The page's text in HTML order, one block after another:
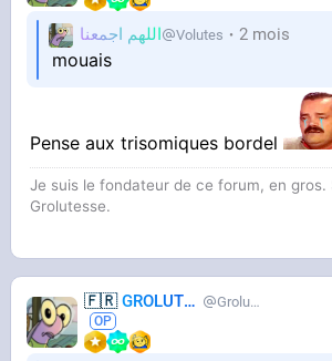
اللهم اجمعنا Volutes 2 mois
mouais
Pense aux trisomiques bordel
Je suis le fondateur de ce forum, en gros.
Grolutesse.
🇫🇷GROLUTES Grolutes